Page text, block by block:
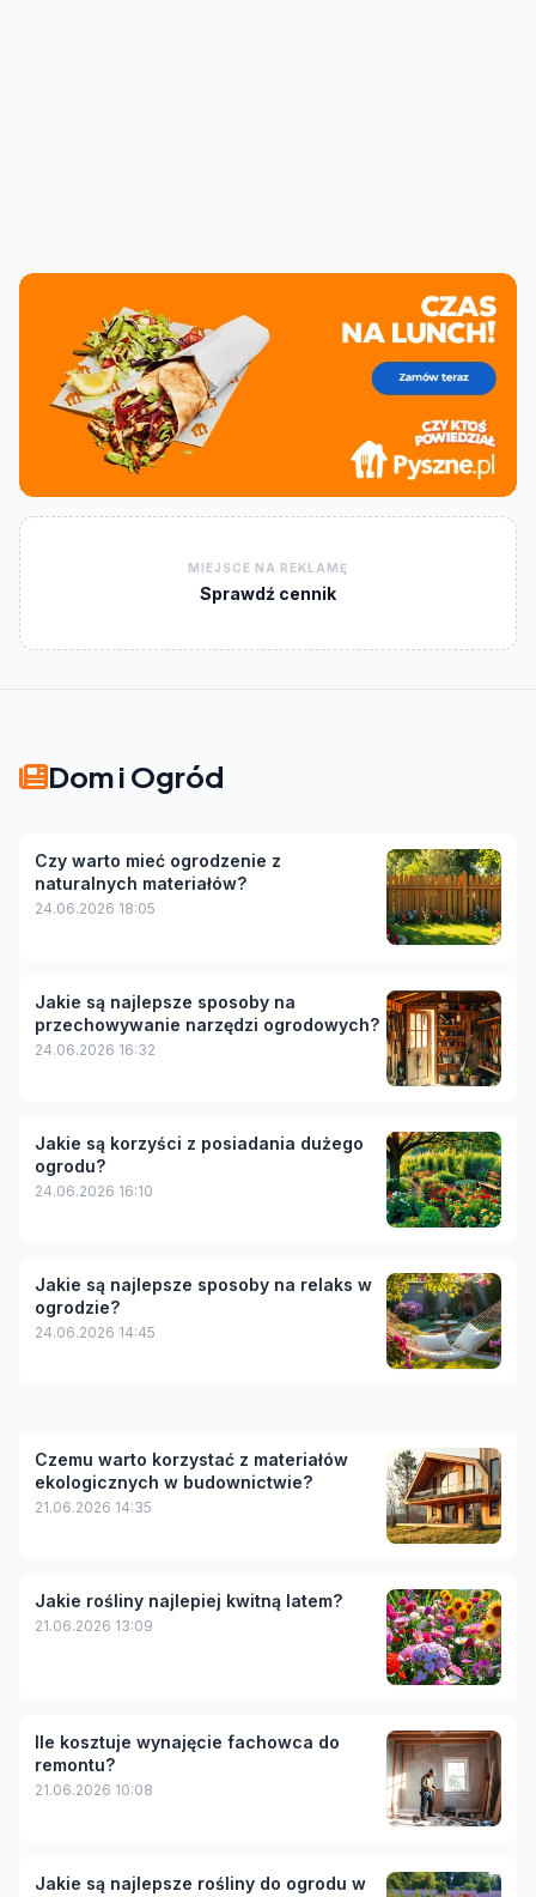
MIEJSCE NA REKLAMĘ
Sprawdź cennik
Dom i Ogród
Czy warto mieć ogrodzenie z
naturalnych materiałów?
24.06.2026 18:05
Jakie są najlepsze sposoby na
przechowywanie narzędzi ogrodowych?
24.06.2026 16:32
Jakie są korzyści z posiadania dużego
ogrodu?
24.06.2026 16:10
Jakie są najlepsze sposoby na relaks w
ogrodzie?
24.06.2026 14:45
Czemu warto korzystać z materiałów
ekologicznych w budownictwie?
21.06.2026 14:35
Jakie rośliny najlepiej kwitną latem?
21.06.2026 13:09
Ile kosztuje wynajęcie fachowca do
remontu?
21.06.2026 10:08
Jakie są najlepsze rośliny do ogrodu w